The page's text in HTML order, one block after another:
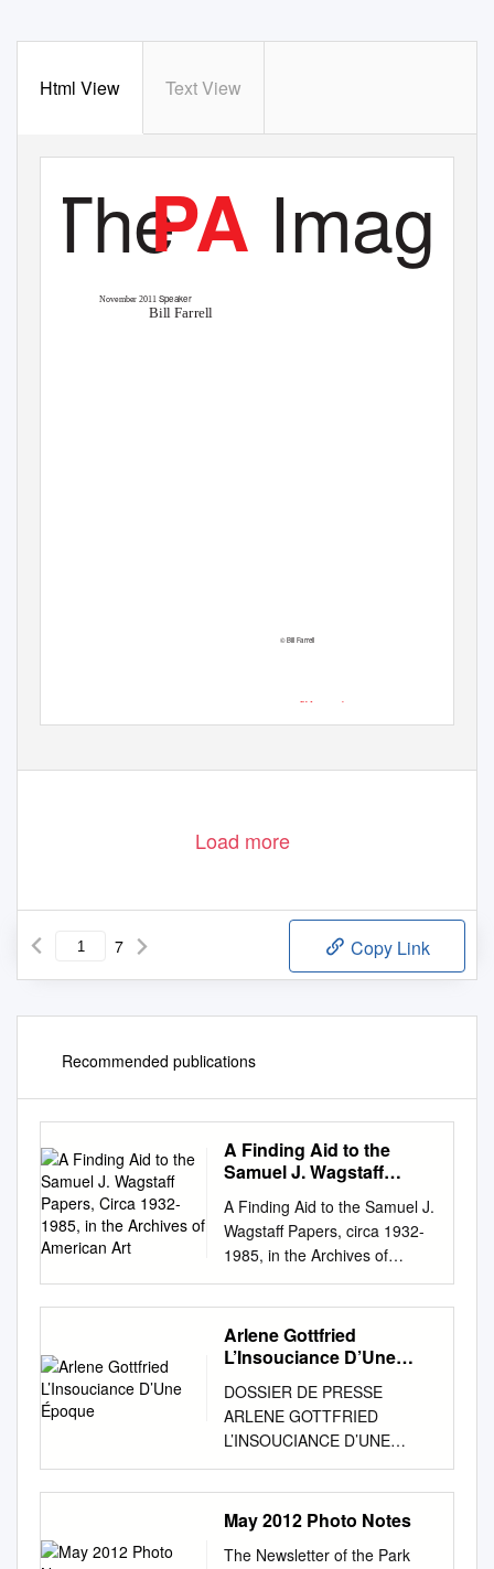
Html View Text View
ThePA
November 2011 Speaker
Bill Farrell
© Bill Farrell
www.PAI-newyork.org
Load more
7 Copy Link
Recommended publications
A Finding Aid to the
Samuel J. Wagstaff
in the Archives of
American Art
A Finding Aid to the Samuel J.
Wagstaff Papers, circa 1932-
1985, in the Archives of
American Art Catherine S.
Gaines Funding for the
digitization of this collection
was provided by the Terra
December 13, 2006 Archives
of American Art 750 9th
Street, NW Victor Building,
Suite 2200 Washington, D.C.
20001
https://www.aaa.si.edu/service
s/questions
Arlene Gottfried
L’Insouciance D’Une
DOSSIER DE PRESSE
ARLENE GOTTFRIED
L’INSOUCIANCE D’UNE
ÉPOQUE 9 JANVIER – 5
MARS 2016 Du mercredi au
samedi de 14h à 19h et sur
rendez-vous Vernissage le 9
janvier de 14h à 19h ©Arlene
May 2012 Photo Notes
The Newsletter of the Park